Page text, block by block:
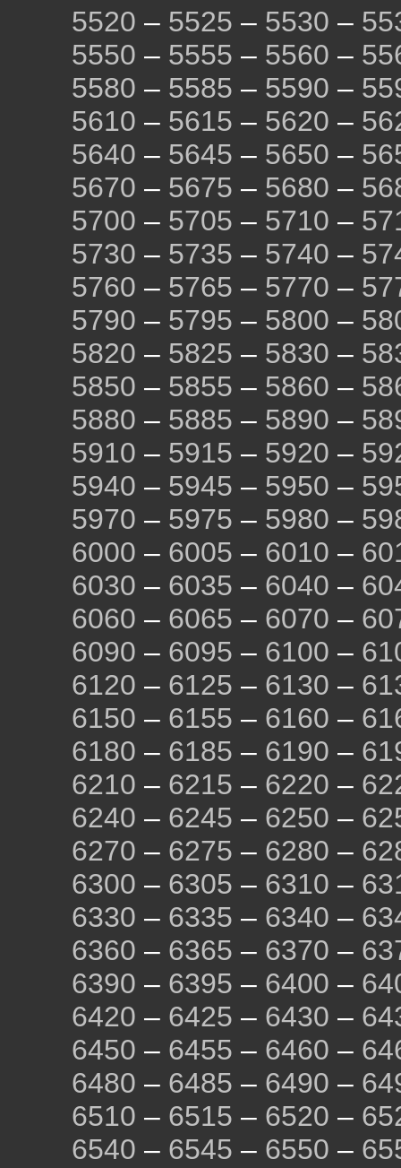
5520 – 5525 – 5530 –
5550 – 5555 – 5560 –
5580 – 5585 – 5590 –
5610 – 5615 – 5620 –
5640 – 5645 – 5650 –
5670 – 5675 – 5680 –
5700 – 5705 – 5710 –
5730 – 5735 – 5740 –
5760 – 5765 – 5770 –
5790 – 5795 – 5800 –
5820 – 5825 – 5830 –
5850 – 5855 – 5860 –
5880 – 5885 – 5890 –
5910 – 5915 – 5920 –
5940 – 5945 – 5950 –
5970 – 5975 – 5980 –
6000 – 6005 – 6010 –
6030 – 6035 – 6040 –
6060 – 6065 – 6070 –
6090 – 6095 – 6100 –
6120 – 6125 – 6130 –
6150 – 6155 – 6160 –
6180 – 6185 – 6190 –
6210 – 6215 – 6220 –
6240 – 6245 – 6250 –
6270 – 6275 – 6280 –
6300 – 6305 – 6310 –
6330 – 6335 – 6340 –
6360 – 6365 – 6370 –
6390 – 6395 – 6400 –
6420 – 6425 – 6430 –
6450 – 6455 – 6460 –
6480 – 6485 – 6490 –
6510 – 6515 – 6520 –
6540 – 6545 – 6550 –